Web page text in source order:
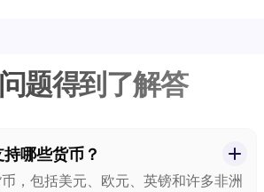
题得到了解答
哪些货币？
，包括美元、欧元、英镑和许多非洲